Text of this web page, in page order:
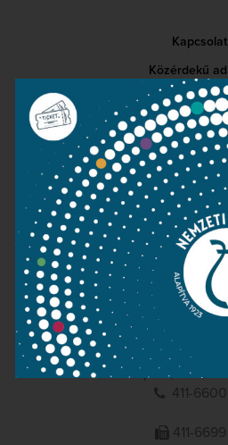
Kapcsolat
Közérdekű
Impresszum
1095 Budapest, Komor
411-6600
411-6699